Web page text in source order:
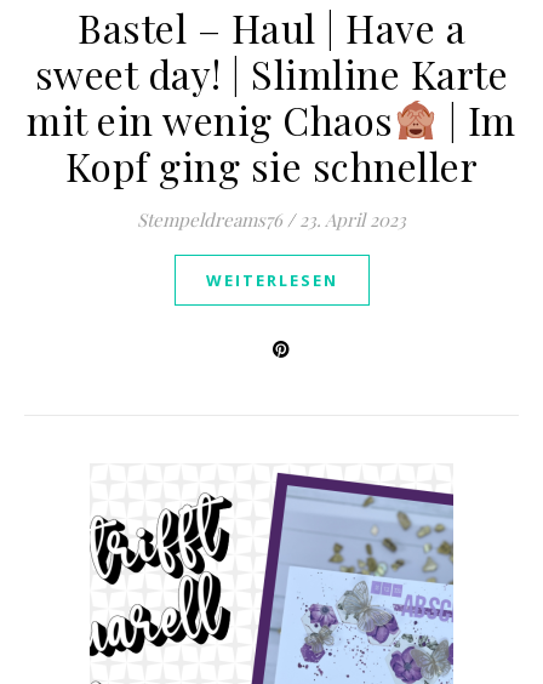
Bastel – Haul | Have a
sweet day! | Slimline Karte
mit ein wenig Chaos
| Im
Kopf ging sie schneller
Stempeldreams76 / 23. April 2023
WEITERLESEN